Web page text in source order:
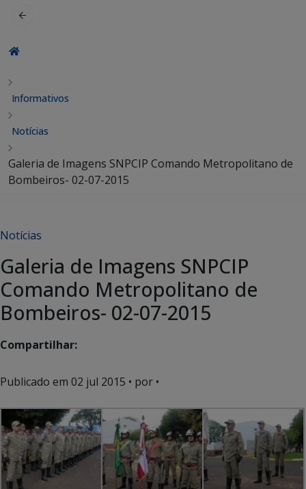
Informativos
Notícias
Galeria de Imagens SNPCIP Comando Metropolitano de
Bombeiros- 02-07-2015
Notícias
Galeria de Imagens SNPCIP
Comando Metropolitano de
Bombeiros- 02-07-2015
Compartilhar:
Publicado em 02 jul 2015 • por •